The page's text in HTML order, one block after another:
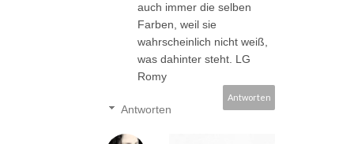
auch immer die selben
Farben, weil sie
wahrscheinlich nicht weiß,
was dahinter steht. LG
Romy
Antworten
Antworten